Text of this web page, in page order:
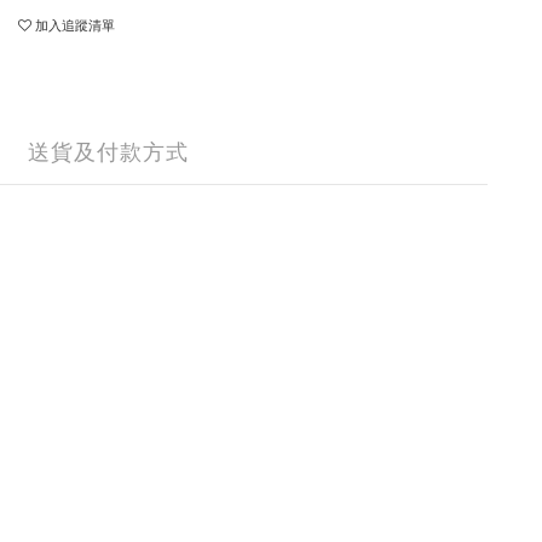
加入追蹤清單
送貨及付款方式